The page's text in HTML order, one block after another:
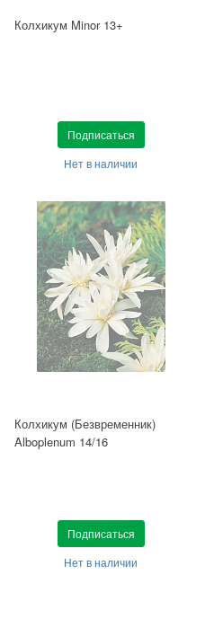
Колхикум Minor 13+
Подписаться
Нет в наличии
Колхикум (Безвременник)
Alboplenum 14/16
Подписаться
Нет в наличии